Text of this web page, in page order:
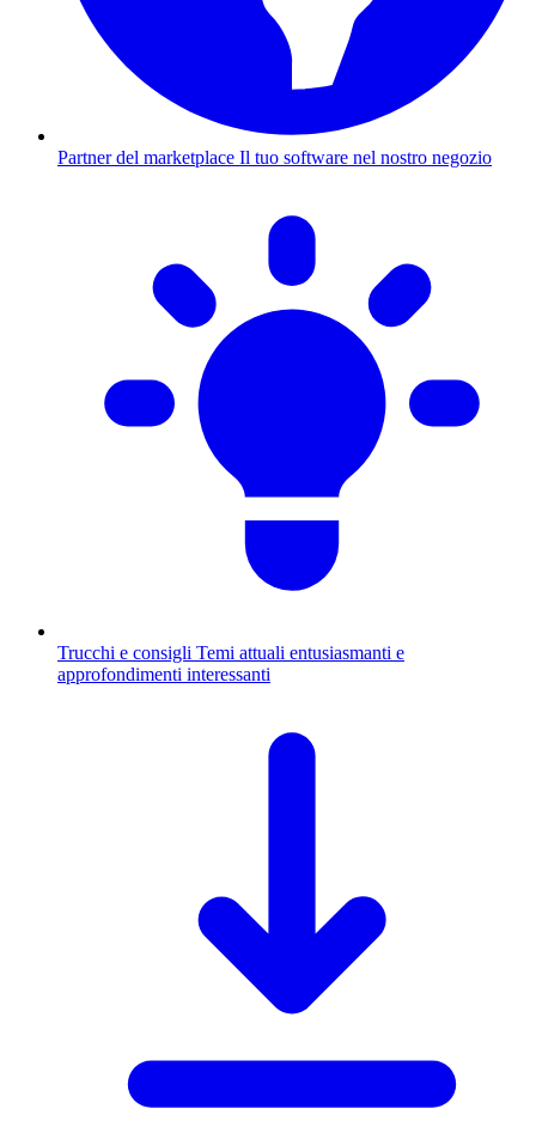
Partner del marketplace Il tuo software nel nostro negozio
Trucchi e consigli Temi attuali entusiasmanti e
approfondimenti interessanti